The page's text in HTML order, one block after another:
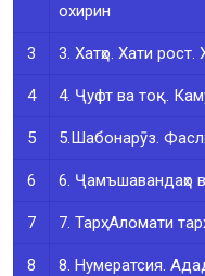
охирин
3 3. Хатҳо. Хати
4 4. Ҷуфт ва тоқ.
5 5.Шабонарӯз.
6 6. Ҷамъшавандаҳо
7 7. Тарҳ. Аломати
8 8. Нумератсия.